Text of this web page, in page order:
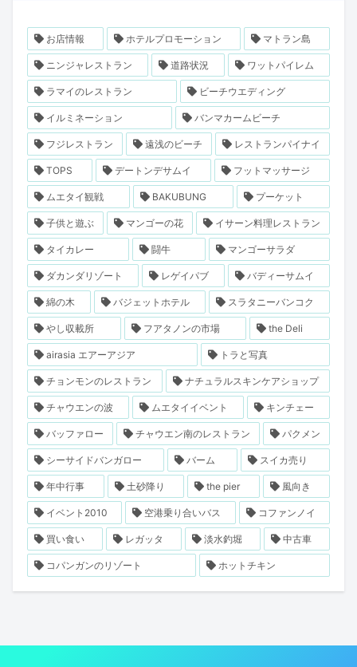
お店情報 ホテルプロモーション マトラン島
ニンジャレストラン 道路状況 ワットパイレム
ラマイのレストラン ビーチウエディング
イルミネーション バンマカームビーチ
フジレストラン 遠浅のビーチ レストランパイナイ
TOPS デートンデサムイ フットマッサージ
ムエタイ観戦 BAKUBUNG プーケット
子供と遊ぶ マンゴーの花 イサーン料理レストラン
タイカレー 闘牛 マンゴーサラダ
ダカンダリゾート レゲイパブ バディーサムイ
綿の木 バジェットホテル スラタニーバンコク
やし収載所 フアタノンの市場 the Deli
airasia エアーアジア トラと写真
チョンモンのレストラン ナチュラルスキンケアショップ
チャウエンの波 ムエタイイベント キンチェー
バッファロー チャウエン南のレストラン パクメン
シーサイドバンガロー バーム スイカ売り
年中行事 土砂降り the pier 風向き
イベント2010 空港乗り合いバス コファンノイ
買い食い レガッタ 淡水釣堀 中古車
コパンガンのリゾート ホットチキン